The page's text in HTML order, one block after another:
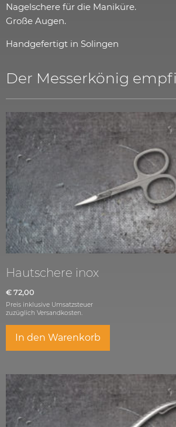
Nagelschere für die Maniküre.
Große Augen.
Handgefertigt in Solingen
Der Messerkönig
Hautschere inox
€ 72,00
Preis inklusive Umsatzsteuer
zuzüglich Versandkosten.
In den Warenkorb